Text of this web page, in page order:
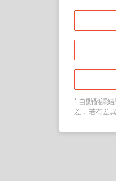
* 自動翻譯
差，若有差